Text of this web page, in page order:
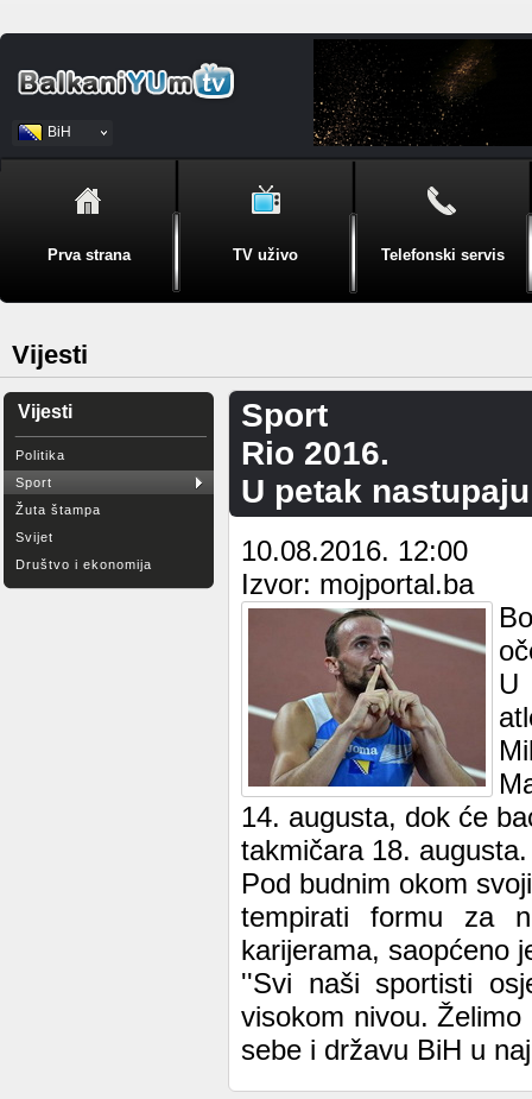
BiH
Srpski
Prva strana TV uživo Telefonski servis
Vijesti
Vijesti
Politika
Sport
Žuta štampa
Svijet
Društvo i ekonomija
Sport
Rio 2016.
U petak
10.08.2016. 12:00
Izvor: mojportal.ba
U
14. augusta, dok će
takmičara 18. augusta.
Pod budnim okom
tempirati formu za
karijerama, saopćeno
''Svi naši sportisti
visokom nivou.
sebe i državu BiH u